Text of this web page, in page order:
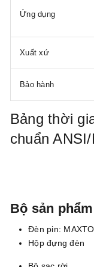
Ứng dụng
Xuất xứ
Bảo hành
Bảng thời
chuẩn
Bộ sản phẩm
Đèn pin:
Hộp đựng đèn